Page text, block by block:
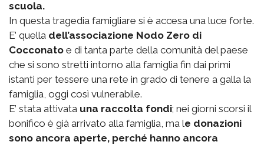
scuola.
In questa tragedia famigliare si è accesa una luce forte.
E’ quella dell’associazione Nodo Zero di
Cocconato e di tanta parte della comunità del paese
che si sono stretti intorno alla famiglia fin dai primi
istanti per tessere una rete in grado di tenere a galla la
famiglia, oggi così vulnerabile.
E’ stata attivata una raccolta fondi; nei giorni scorsi il
bonifico è già arrivato alla famiglia, ma le donazioni
sono ancora aperte, perché hanno ancora